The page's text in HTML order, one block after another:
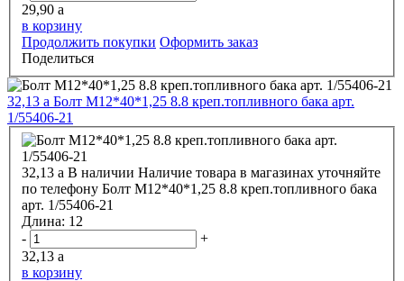
29,90 a
в корзину
Продолжить покупки Оформить заказ
Поделиться
32,13 a Болт М12*40*1,25 8.8 креп.топливного бака арт.
1/55406-21
32,13 a В наличии Наличие товара в магазинах уточняйте
по телефону Болт М12*40*1,25 8.8 креп.топливного бака
арт. 1/55406-21
Длина: 12
-
+
32,13 a
в корзину